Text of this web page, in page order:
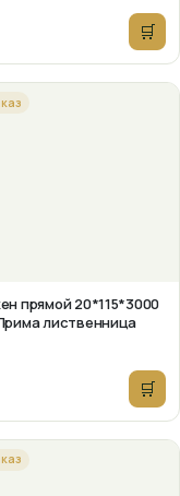
🛒
прямой 20*115*3000
лиственница
🛒